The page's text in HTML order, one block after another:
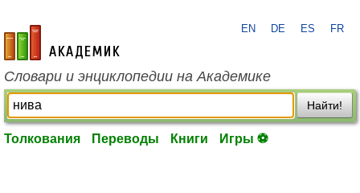
academic.ru
EN DE ES FR
Словари и энциклопедии на Академике
Найти!
Толкования Переводы Книги Игры ⚽